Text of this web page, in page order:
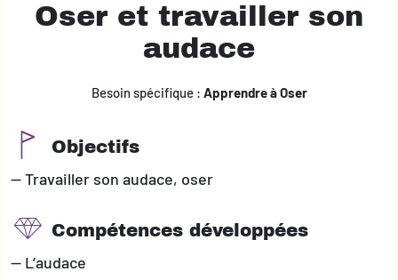
Oser et travailler son
audace
Besoin spécifique : Apprendre à Oser
Objectifs
— Travailler son audace, oser
Compétences développées
— L’audace